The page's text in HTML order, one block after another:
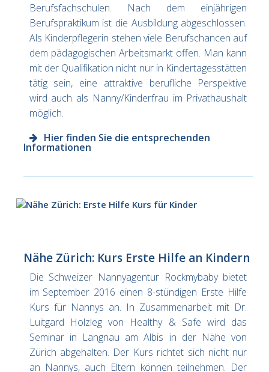
Berufsfachschulen. Nach dem einjährigen
Berufspraktikum ist die Ausbildung abgeschlossen.
Als Kinderpflegerin stehen viele Berufschancen auf
dem pädagogischen Arbeitsmarkt offen. Man kann
mit der Qualifikation nicht nur in Kindertagesstätten
tätig sein, eine attraktive berufliche Perspektive
wird auch als Nanny/Kinderfrau im Privathaushalt
möglich.
Hier finden Sie die entsprechenden
Informationen
Nähe Zürich: Kurs Erste Hilfe an Kindern
Die Schweizer Nannyagentur Rockmybaby bietet
im September 2016 einen 8-stündigen Erste Hilfe
Kurs für Nannys an. In Zusammenarbeit mit Dr.
Luitgard Holzleg von Healthy & Safe wird das
Seminar in Langnau am Albis in der Nähe von
Zürich abgehalten. Der Kurs richtet sich nicht nur
an Nannys, auch Eltern können teilnehmen. Der